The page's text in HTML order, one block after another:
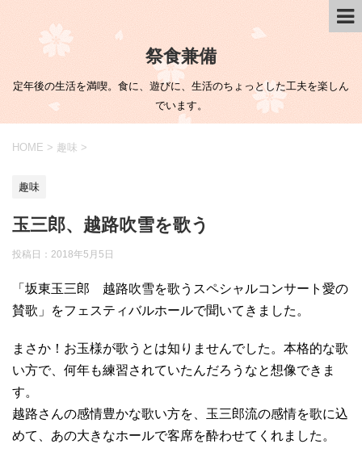
祭食兼備
定年後の生活を満喫。食に、遊びに、生活のちょっとした工夫を楽しん
でいます。
HOME > 趣味 >
趣味
玉三郎、越路吹雪を歌う
投稿日： 2018年5月5日
「坂東玉三郎 越路吹雪を歌うスペシャルコンサート愛の
賛歌」をフェスティバルホールで聞いてきました。
まさか！お玉様が歌うとは知りませんでした。本格的な歌
い方で、何年も練習されていたんだろうなと想像できま
す。
越路さんの感情豊かな歌い方を、玉三郎流の感情を歌に込
めて、あの大きなホールで客席を酔わせてくれました。